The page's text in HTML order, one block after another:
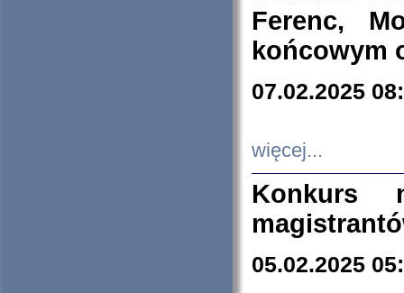
Ferenc,
końcowym
07.02.2025
więcej...
Konkurs
05.02.2025